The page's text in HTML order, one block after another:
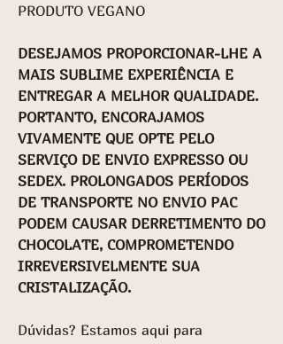
PRODUTO VEGANO
DESEJAMOS PROPORCIONAR-LHE A
MAIS SUBLIME EXPERIÊNCIA E
ENTREGAR A MELHOR QUALIDADE.
PORTANTO, ENCORAJAMOS
VIVAMENTE QUE OPTE PELO
SERVIÇO DE ENVIO EXPRESSO OU
SEDEX. PROLONGADOS PERÍODOS
DE TRANSPORTE NO ENVIO PAC
PODEM CAUSAR DERRETIMENTO DO
CHOCOLATE, COMPROMETENDO
IRREVERSIVELMENTE SUA
CRISTALIZAÇÃO.
Dúvidas? Estamos aqui para